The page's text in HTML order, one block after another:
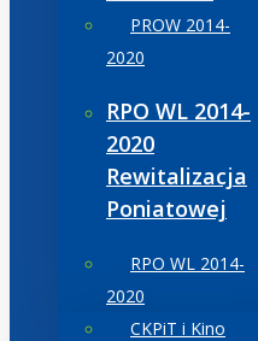
PROW 2014-
2020
RPO WL 2014-
2020
Rewitalizacja
Poniatowej
RPO WL 2014-
2020
CKPiT i Kino